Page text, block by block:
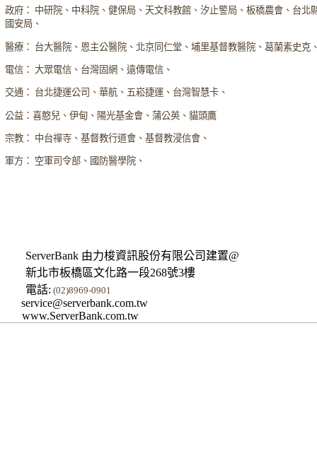
政府： 中研院、中科院、健保局、天文科教館、汐止警局、板橋農會、台北
國安局、
醫療： 台大醫院、恩主公醫院、北京同仁堂、埔里基督教醫院、葛蘭素史克
電信： 大眾電信、台灣固網、遠傳電信、
交通： 台北捷運公司、華航、五崧捷運、台灣智慧卡、
公益：喜憨兒、伊甸、陽光基金會、蒲公英、貓頭鷹
宗教： 中台禪寺、基督教行道會、基督教浸信會、
軍方： 空軍司令部、國防醫學院、
ServerBank 由力梭資訊股份有限公司建置@
新北市板橋區文化路一段268號3樓
電話: (02)8969-0901
service@serverbank.com.tw
www.ServerBank.com.tw